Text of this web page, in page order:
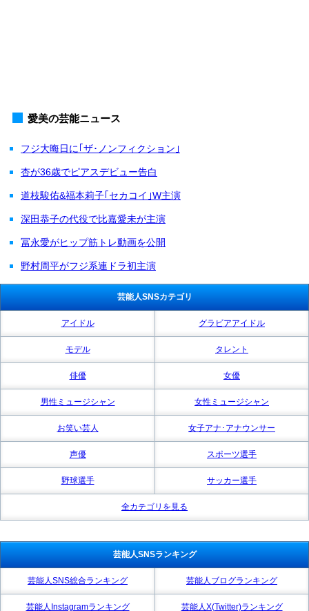
愛美の芸能ニュース
フジ大晦日に｢ザ･ノンフィクション｣
杏が36歳でピアスデビュー告白
道枝駿佑&福本莉子｢セカコイ｣W主演
深田恭子の代役で比嘉愛未が主演
冨永愛がヒップ筋トレ動画を公開
野村周平がフジ系連ドラ初主演
芸能人SNSカテゴリ
アイドル グラビアアイドル
モデル タレント
俳優 女優
男性ミュージシャン 女性ミュージシャン
お笑い芸人 女子アナ･アナウンサー
声優 スポーツ選手
野球選手 サッカー選手
全カテゴリを見る
芸能人SNSランキング
芸能人SNS総合ランキング 芸能人ブログランキング
芸能人Instagramランキング 芸能人X(Twitter)ランキング